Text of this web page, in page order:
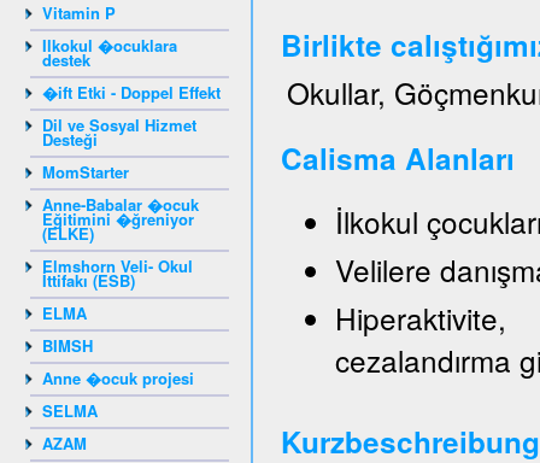
Vitamin P
Ilkokul �ocuklara
destek
�ift Etki - Doppel Effekt
Dil ve Sosyal Hizmet
Desteği
MomStarter
Anne-Babalar �ocuk
Eğitimini �ğreniyor
(ELKE)
Elmshorn Veli- Okul
İttifakı (ESB)
ELMA
BIMSH
Anne �ocuk projesi
SELMA
AZAM
Birlikte
Okullar,
Calisma Alanları
İlkokul
Velilere
cezalandırma
Kurzbeschreibung